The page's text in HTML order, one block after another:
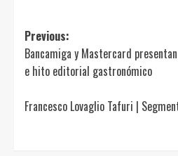
Post
navigation
Previous:
Bancamiga y Mastercard
e hito editorial gastronómico
Francesco Lovaglio Tafuri |